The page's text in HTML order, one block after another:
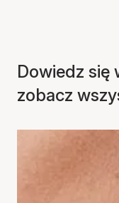
Dowiedz się
zobacz